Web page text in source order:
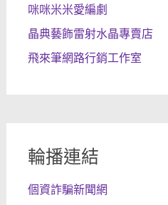
咪咪米米愛編劇
晶典藝飾雷射水晶專賣店
飛來筆網路行銷工作室
輪播連結
個資詐騙新聞網